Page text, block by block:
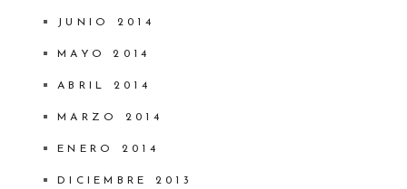
JUNIO 2014
MAYO 2014
ABRIL 2014
MARZO 2014
ENERO 2014
DICIEMBRE 2013